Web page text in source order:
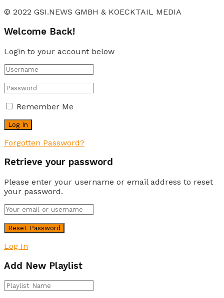
© 2022 GSI.NEWS GMBH & KOECKTAIL MEDIA
Welcome Back!
Login to your account below
Remember Me
Forgotten Password?
Retrieve your password
Please enter your username or email address to reset
your password.
Log In
Add New Playlist